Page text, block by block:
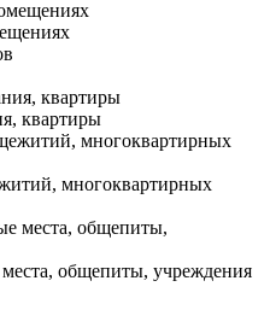
квартиры
многоквартирных
общепиты, учреждения